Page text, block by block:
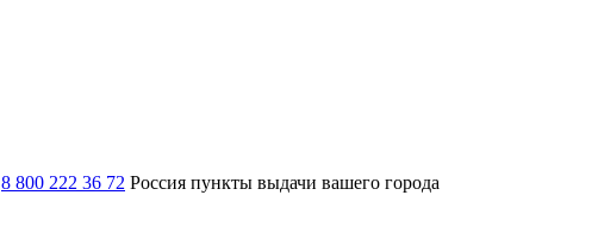
8 800 222 36 72 Россия пункты выдачи вашего города